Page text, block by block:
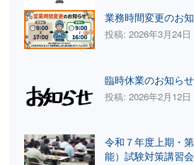
業務時間変更のお
投稿: 2026年3月24日
臨時休業のお知らせ
投稿: 2026年2月12日
令和７年度上期・
能）試験対策講習